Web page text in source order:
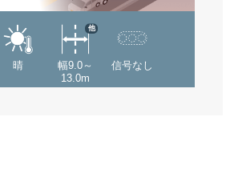
晴
幅9.0～
13.0m
他
信号なし